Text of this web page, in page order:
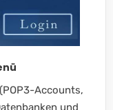
Accounts,